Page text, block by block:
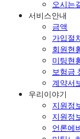
오시는
서비스안내
금액
가입절
회원현
미팅현
보험금
계약서
우리이야기
지원정
지원정
언론에